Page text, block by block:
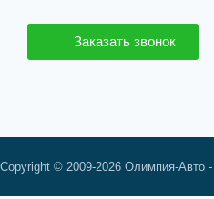
Заказать звонок
Copyright © 2009-2026 Олимпия-Авто